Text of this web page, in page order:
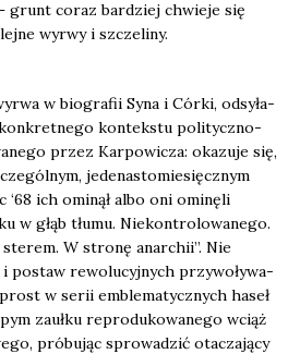
grunt coraz bar­dziej chwie­je się
wyrwy i szcze­li­ny.
w bio­gra­fii Syna i Cór­ki, odsy­ła­
kon­tek­stu poli­tycz­no-
przez Kar­po­wi­cza: oka­zu­je się,
jede­na­sto­mie­sięcz­nym
ich omi­nął albo oni omi­nę­li
w głąb tłu­mu. Nie­kon­tro­lo­wa­ne­go.
W stro­nę anar­chii”. Nie
postaw rewo­lu­cyj­nych przy­wo­ły­wa­
w serii emble­ma­tycz­nych haseł
zauł­ku repro­du­ko­wa­ne­go wciąż
pró­bu­jąc spro­wa­dzić ota­cza­ją­cy